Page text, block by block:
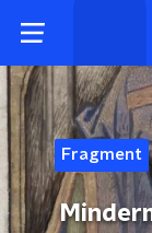
Fragment